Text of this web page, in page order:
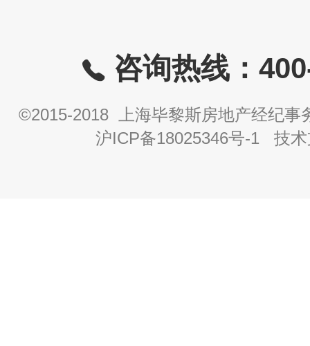
咨询热线：
©2015-2018 上海毕黎斯房地产经纪事
沪ICP备18025346号-1 技术